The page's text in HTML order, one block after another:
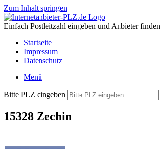
Zum Inhalt springen
Einfach Postleitzahl eingeben und Anbieter finden
Startseite
Impressum
Datenschutz
Menü
Bitte PLZ eingeben
15328 Zechin